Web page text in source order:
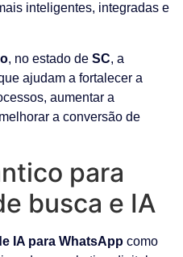
inteligentes, integradas e
, no estado de SC, a
ajudam a fortalecer a
aumentar a
a conversão de
para
busca e IA
IA para WhatsApp como